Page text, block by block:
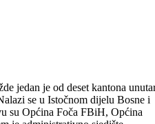
BRANILACA I
– PODRINJSKOM